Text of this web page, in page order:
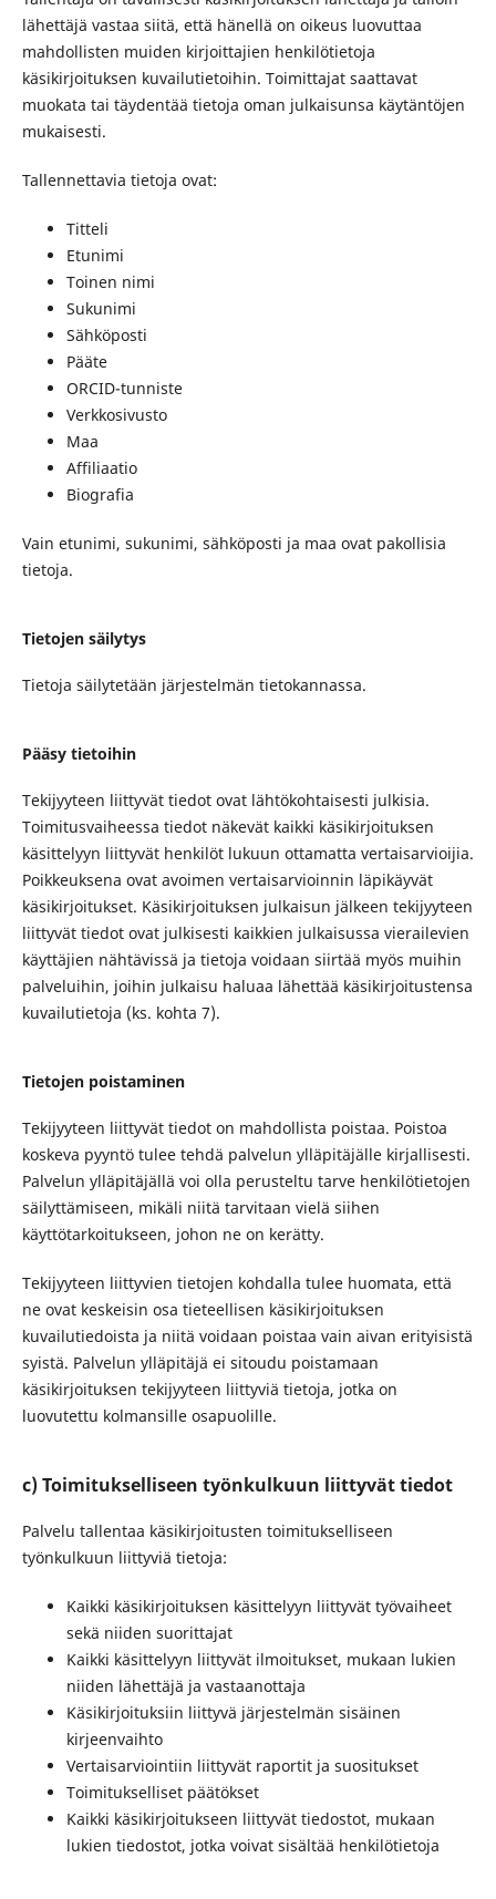
lähettäjä vastaa siitä, että hänellä on oikeus luovuttaa
mahdollisten muiden kirjoittajien henkilötietoja
käsikirjoituksen kuvailutietoihin. Toimittajat saattavat
muokata tai täydentää tietoja oman julkaisunsa käytäntöjen
mukaisesti.
Tallennettavia tietoja ovat:
Titteli
Etunimi
Toinen nimi
Sukunimi
Sähköposti
Pääte
ORCID-tunniste
Verkkosivusto
Maa
Affiliaatio
Biografia
Vain etunimi, sukunimi, sähköposti ja maa ovat pakollisia
tietoja.
Tietojen säilytys
Tietoja säilytetään järjestelmän tietokannassa.
Pääsy tietoihin
Tekijyyteen liittyvät tiedot ovat lähtökohtaisesti julkisia.
Toimitusvaiheessa tiedot näkevät kaikki käsikirjoituksen
käsittelyyn liittyvät henkilöt lukuun ottamatta vertaisarvioijia.
Poikkeuksena ovat avoimen vertaisarvioinnin läpikäyvät
käsikirjoitukset. Käsikirjoituksen julkaisun jälkeen tekijyyteen
liittyvät tiedot ovat julkisesti kaikkien julkaisussa vierailevien
käyttäjien nähtävissä ja tietoja voidaan siirtää myös muihin
palveluihin, joihin julkaisu haluaa lähettää käsikirjoitustensa
kuvailutietoja (ks. kohta 7).
Tietojen poistaminen
Tekijyyteen liittyvät tiedot on mahdollista poistaa. Poistoa
koskeva pyyntö tulee tehdä palvelun ylläpitäjälle kirjallisesti.
Palvelun ylläpitäjällä voi olla perusteltu tarve henkilötietojen
säilyttämiseen, mikäli niitä tarvitaan vielä siihen
käyttötarkoitukseen, johon ne on kerätty.
Tekijyyteen liittyvien tietojen kohdalla tulee huomata, että
ne ovat keskeisin osa tieteellisen käsikirjoituksen
kuvailutiedoista ja niitä voidaan poistaa vain aivan erityisistä
syistä. Palvelun ylläpitäjä ei sitoudu poistamaan
käsikirjoituksen tekijyyteen liittyviä tietoja, jotka on
luovutettu kolmansille osapuolille.
c) Toimitukselliseen työnkulkuun liittyvät tiedot
Palvelu tallentaa käsikirjoitusten toimitukselliseen
työnkulkuun liittyviä tietoja:
Kaikki käsikirjoituksen käsittelyyn liittyvät työvaiheet
sekä niiden suorittajat
Kaikki käsittelyyn liittyvät ilmoitukset, mukaan lukien
niiden lähettäjä ja vastaanottaja
Käsikirjoituksiin liittyvä järjestelmän sisäinen
kirjeenvaihto
Vertaisarviointiin liittyvät raportit ja suositukset
Toimitukselliset päätökset
Kaikki käsikirjoitukseen liittyvät tiedostot, mukaan
lukien tiedostot, jotka voivat sisältää henkilötietoja